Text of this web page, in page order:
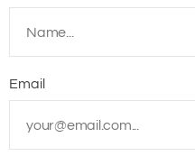
Email